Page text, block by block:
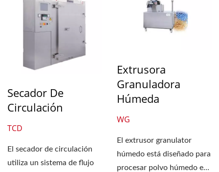
Secador De
Circulación
TCD
El secador de circulación
utiliza un sistema de flujo
Extrusora
Granuladora
Húmeda
WG
El extrusor granulator
húmedo está diseñado para
procesar polvo húmedo en